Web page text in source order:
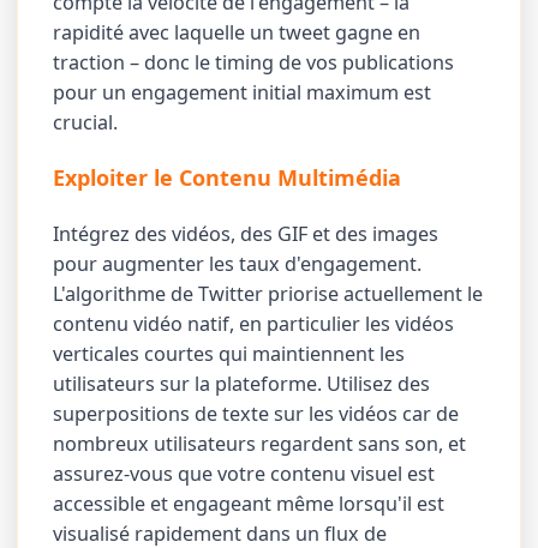
rapidité avec laquelle un tweet gagne en
traction – donc le timing de vos publications
pour un engagement initial maximum est
crucial.
Exploiter le Contenu Multimédia
Intégrez des vidéos, des GIF et des images
pour augmenter les taux d'engagement.
L'algorithme de Twitter priorise actuellement le
contenu vidéo natif, en particulier les vidéos
verticales courtes qui maintiennent les
utilisateurs sur la plateforme. Utilisez des
superpositions de texte sur les vidéos car de
nombreux utilisateurs regardent sans son, et
assurez-vous que votre contenu visuel est
accessible et engageant même lorsqu'il est
visualisé rapidement dans un flux de